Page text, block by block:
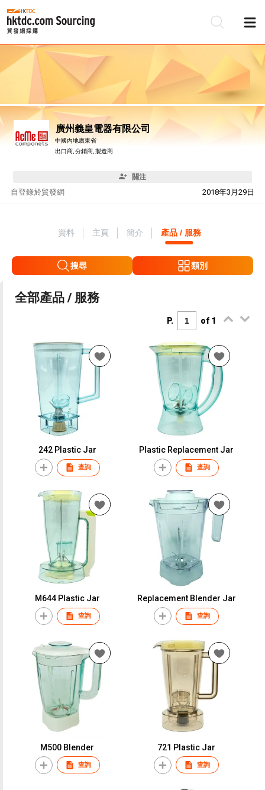
廣州義皇電器有限公司
中國內地廣東省
出口商, 分銷商, 製造商
關注
自 2018年3月29日
登錄於貿發網
資料 主頁 簡介 產品 / 服務
搜尋 類別
全部產品 / 服務
P. of 1
242 Plastic Jar
查詢
Plastic Replacement Jar
查詢
M644 Plastic Jar
查詢
Replacement Blender Jar
查詢
M500 Blender
查詢
721 Plastic Jar
查詢